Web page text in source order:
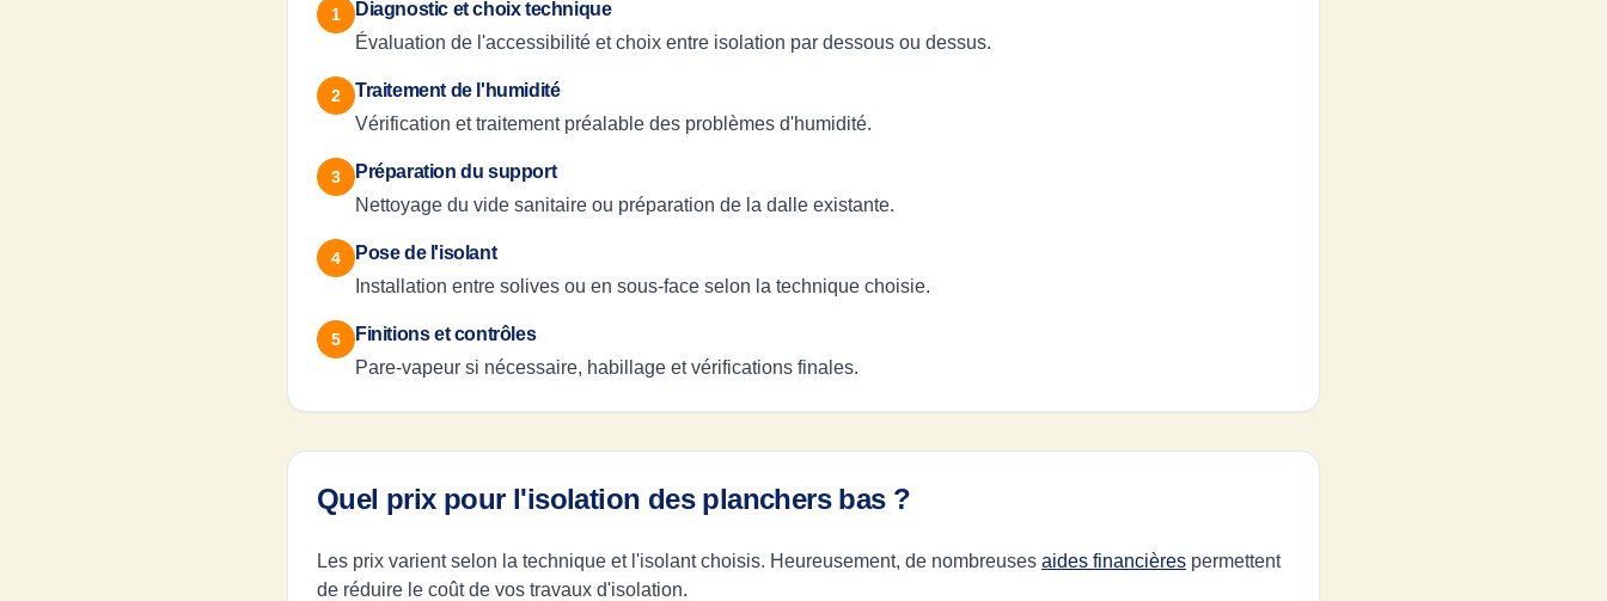
1
Diagnostic et choix technique
Évaluation de l'accessibilité et choix entre isolation par dessous ou dessus.
2
Traitement de l'humidité
Vérification et traitement préalable des problèmes d'humidité.
3
Préparation du support
Nettoyage du vide sanitaire ou préparation de la dalle existante.
4
Pose de l'isolant
Installation entre solives ou en sous-face selon la technique choisie.
5
Finitions et contrôles
Pare-vapeur si nécessaire, habillage et vérifications finales.
Quel prix pour l'isolation des planchers bas ?
Les prix varient selon la technique et l'isolant choisis. Heureusement, de nombreuses aides financières permettent
de réduire le coût de vos travaux d'isolation.